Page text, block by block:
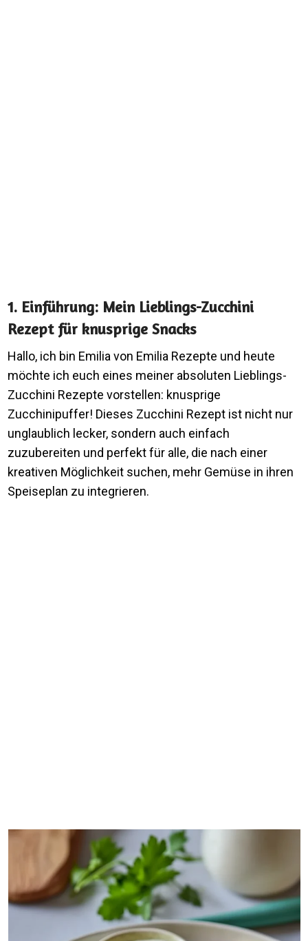
1. Einführung: Mein Lieblings-Zucchini
Rezept für knusprige Snacks
Hallo, ich bin Emilia von Emilia Rezepte und heute
möchte ich euch eines meiner absoluten Lieblings-
Zucchini Rezepte vorstellen: knusprige
Zucchinipuffer! Dieses Zucchini Rezept ist nicht nur
unglaublich lecker, sondern auch einfach
zuzubereiten und perfekt für alle, die nach einer
kreativen Möglichkeit suchen, mehr Gemüse in ihren
Speiseplan zu integrieren.